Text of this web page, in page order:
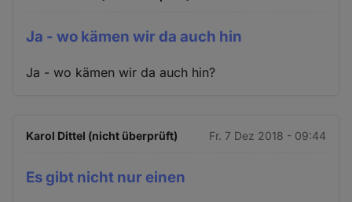
Ja - wo kämen wir da auch hin
Ja - wo kämen wir da auch hin?
Karol Dittel (nicht überprüft) Fr. 7 Dez 2018 - 09:44
Es gibt nicht nur einen